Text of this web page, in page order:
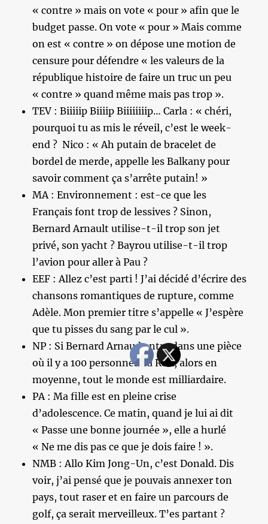
« contre » mais on vote « pour » afin que le
budget passe. On vote « pour » Mais comme
on est « contre » on dépose une motion de
censure pour défendre « les valeurs de la
république histoire de faire un truc un peu
« contre » quand même mais pas trop ».
TEV : Biiiiip Biiiip Biiiiiiiip… Carla : « chéri,
pourquoi tu as mis le réveil, c’est le week-
end ? Nico : « Ah putain de bracelet de
bordel de merde, appelle les Balkany pour
savoir comment ça s’arrête putain! »
MA : Environnement : est-ce que les
Français font trop de lessives ? Sinon,
Bernard Arnault utilise-t-il trop son jet
privé, son yacht ? Bayrou utilise-t-il trop
l’avion pour aller à Pau ?
EEF : Allez c’est parti ! J’ai décidé d’écrire des
chansons romantiques de rupture, comme
Adèle. Mon premier titre s’appelle « J’espère
que tu pisses du sang par le cul ».
NP : Si Bernard Arnaud entre dans une pièce
où il y a 100 personnes au RSA, alors en
moyenne, tout le monde est milliardaire.
PA : Ma fille est en pleine crise
d’adolescence. Ce matin, quand je lui ai dit
« Passe une bonne journée », elle a hurlé
« Ne me dis pas ce que je dois faire ! ».
NMB : Allo Kim Jong-Un, c’est Donald. Dis
voir, j’ai pensé que je pouvais annexer ton
pays, tout raser et en faire un parcours de
golf, ça serait merveilleux. T’es partant ?